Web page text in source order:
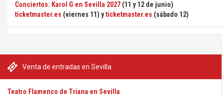
Venta de entradas en Sevilla
Teatro Flamenco de Triana en Sevilla
Conciertos: Karol G en Sevilla 2027 (11 y 12 de junio)
ticketmaster.es (viernes 11) yticketmaster.es (sábado 12)